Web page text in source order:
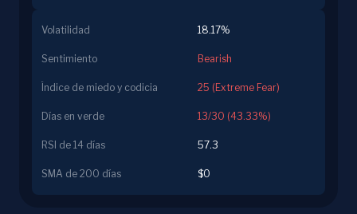
Volatilidad 18.17%
Sentimiento Bearish
Índice de miedo y codicia 25 (Extreme Fear)
Días en verde 13/30 (43.33%)
RSI de 14 días 57.3
SMA de 200 días $0